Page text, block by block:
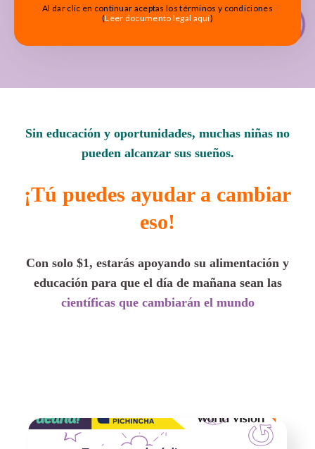
Al dar clic en continuar aceptas los términos y condiciones
(Leer documento legal aquí)
Sin educación y oportunidades, muchas niñas no
pueden alcanzar sus sueños.
¡Tú puedes ayudar a cambiar
eso!
Con solo $1, estarás apoyando su alimentación y
educación para que el día de mañana sean las
científicas que cambiarán el mundo